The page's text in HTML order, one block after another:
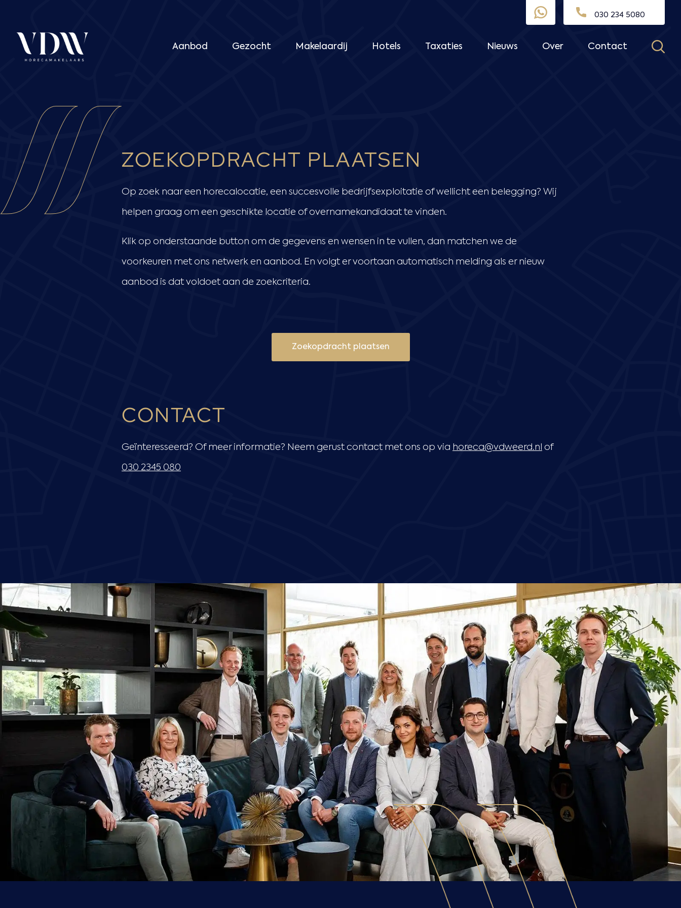
inhoud
030 234 5080
Aanbod Gezocht Makelaardij Hotels Taxaties Nieuws Over Contact
ZOEKOPDRACHT PLAATSEN
Op zoek naar een horecalocatie, een succesvolle bedrijfsexploitatie of wellicht een belegging? Wij
helpen graag om een geschikte locatie of overnamekandidaat te vinden.
Klik op onderstaande button om de gegevens en wensen in te vullen, dan matchen we de
voorkeuren met ons netwerk en aanbod. En volgt er voortaan automatisch melding als er nieuw
aanbod is dat voldoet aan de zoekcriteria.
Zoekopdracht plaatsen
CONTACT
Geïnteresseerd? Of meer informatie? Neem gerust contact met ons op via horeca@vdweerd.nl of
030 2345 080